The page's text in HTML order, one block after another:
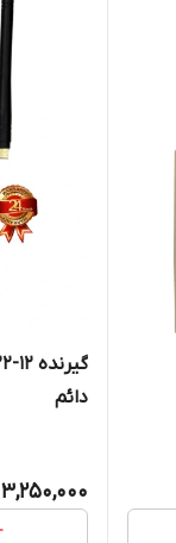
دائم
3,250,000